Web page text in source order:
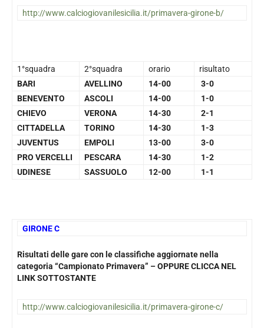
http://www.calciogiovanilesicilia.it/primavera-girone-b/
1°squadra 2°squadra orario
risultato
BARI
AVELLINO 14-00
3-0
BENEVENTO
ASCOLI 14-00
1-0
CHIEVO
VERONA 14-30
2-1
CITTADELLA
TORINO 14-30
1-3
JUVENTUS
EMPOLI 13-00
3-0
PRO VERCELLI
PESCARA 14-30
1-2
UDINESE
SASSUOLO 12-00 1-1
GIRONE C
Risultati delle gare con le classifiche aggiornate nella
categoria “Campionato Primavera” – OPPURE CLICCA NEL
LINK SOTTOSTANTE
http://www.calciogiovanilesicilia.it/primavera-girone-c/